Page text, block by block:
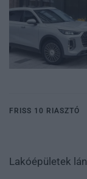
FRISS 10 RIASZTÓ
Lakóépületek